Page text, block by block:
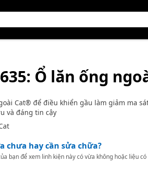
: Ổ lăn ống
Cat® để điều khiển gầu làm giảm ma
và đáng tin cậy
chưa hay cần sửa chữa?
bạn để xem linh kiện này có vừa không hoặc liệu